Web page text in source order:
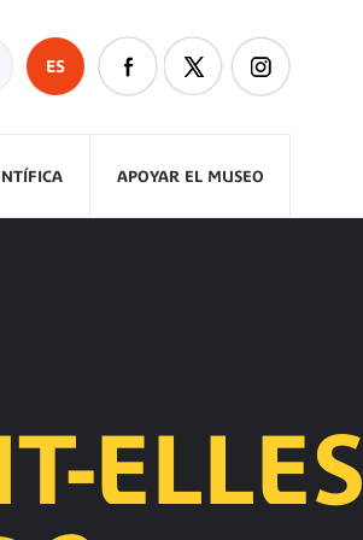
ES
APOYAR EL MUSEO
ELLES